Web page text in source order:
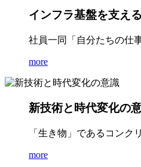
インフラ基盤を支え
社員一同「自分たちの仕
more
新技術と時代変化の
「生き物」であるコンク
more